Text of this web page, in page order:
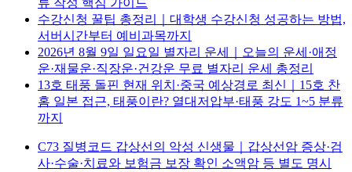
류 작성 핵심 가이드
수강신청 꿀팁 총정리｜대학생 수강신청 성공하는 방법,
서버시간부터 예비과목까지
2026년 8월 9일 일요일 별자리 운세｜오늘의 운세·애정
운·재물운·직장운·건강운 무료 별자리 운세 총정리
13호 태풍 돌핀 현재 위치·중국 예상경로 최신｜15호 찬
홈 일본 접근, 태풍이란? 열대저압부·태풍 강도 1~5 분류
까지
C73 질병코드 갑상선의 악성 신생물｜갑상선암 증상·검
사·수술·치료와 보험금 보장 확인 소액암 등 별도 명시